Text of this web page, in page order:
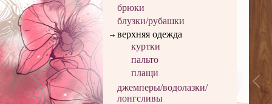
брюки
блузки/рубашки
верхняя одежда
куртки
пальто
плащи
джемперы/водолазки/
лонгсливы